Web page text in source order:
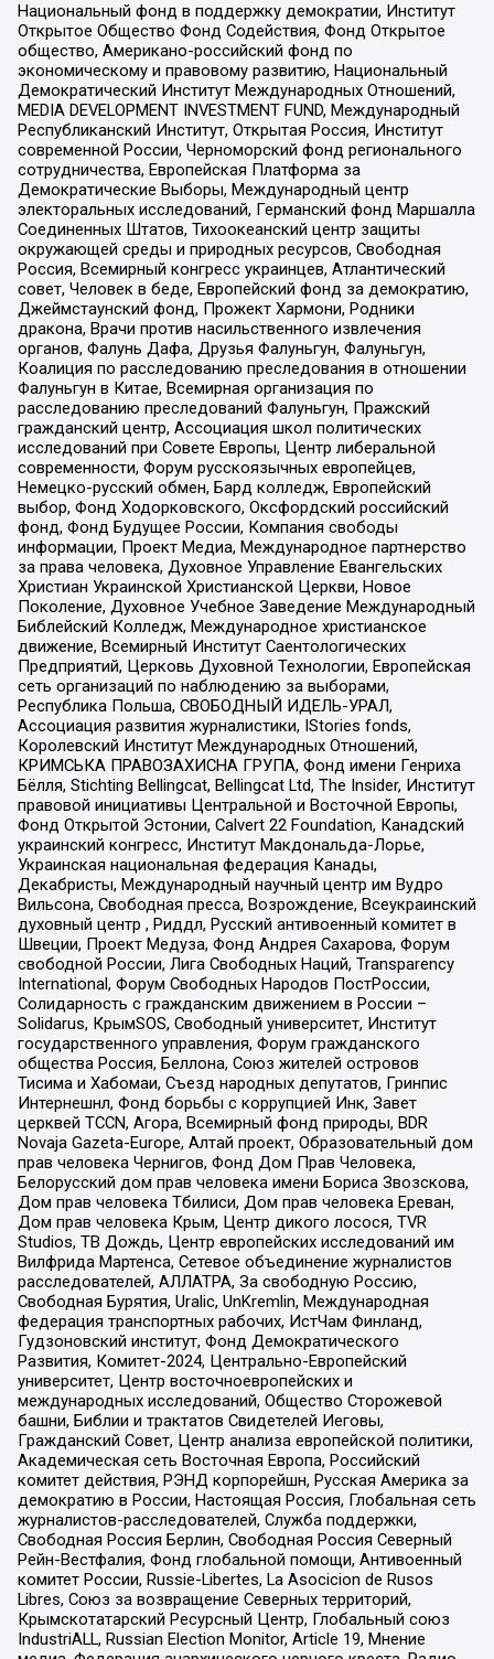
Национальный фонд в поддержку демократии, Институт
Открытое Общество Фонд Содействия, Фонд Открытое
общество, Американо-российский фонд по
экономическому и правовому развитию, Национальный
Демократический Институт Международных Отношений,
MEDIA DEVELOPMENT INVESTMENT FUND, Международный
Республиканский Институт, Открытая Россия, Институт
современной России, Черноморский фонд регионального
сотрудничества, Европейская Платформа за
Демократические Выборы, Международный центр
электоральных исследований, Германский фонд Маршалла
Соединенных Штатов, Тихоокеанский центр защиты
окружающей среды и природных ресурсов, Свободная
Россия, Всемирный конгресс украинцев, Атлантический
совет, Человек в беде, Европейский фонд за демократию,
Джеймстаунский фонд, Прожект Хармони, Родники
дракона, Врачи против насильственного извлечения
органов, Фалунь Дафа, Друзья Фалуньгун, Фалуньгун,
Коалиция по расследованию преследования в отношении
Фалуньгун в Китае, Всемирная организация по
расследованию преследований Фалуньгун, Пражский
гражданский центр, Ассоциация школ политических
исследований при Совете Европы, Центр либеральной
современности, Форум русскоязычных европейцев,
Немецко-русский обмен, Бард колледж, Европейский
выбор, Фонд Ходорковского, Оксфордский российский
фонд, Фонд Будущее России, Компания свободы
информации, Проект Медиа, Международное партнерство
за права человека, Духовное Управление Евангельских
Христиан Украинской Христианской Церкви, Новое
Поколение, Духовное Учебное Заведение Международный
Библейский Колледж, Международное христианское
движение, Всемирный Институт Саентологических
Предприятий, Церковь Духовной Технологии, Европейская
сеть организаций по наблюдению за выборами,
Республика Польша, СВОБОДНЫЙ ИДЕЛЬ-УРАЛ,
Ассоциация развития журналистики, IStories fonds,
Королевский Институт Международных Отношений,
КРИМСЬКА ПРАВОЗАХИСНА ГРУПА, Фонд имени Генриха
Бёлля, Stichting Bellingcat, Bellingcat Ltd, The Insider, Институт
правовой инициативы Центральной и Восточной Европы,
Фонд Открытой Эстонии, Calvert 22 Foundation, Канадский
украинский конгресс, Институт Макдональда-Лорье,
Украинская национальная федерация Канады,
Декабристы, Международный научный центр им Вудро
Вильсона, Свободная пресса, Возрождение, Всеукраинский
духовный центр , Риддл, Русский антивоенный комитет в
Швеции, Проект Медуза, Фонд Андрея Сахарова, Форум
свободной России, Лига Свободных Наций, Transparеncy
International, Форум Свободных Народов ПостРоссии,
Солидарность с гражданским движением в России –
Solidarus, КрымSOS, Свободный университет, Институт
государственного управления, Форум гражданского
общества Россия, Беллона, Союз жителей островов
Тисима и Хабомаи, Съезд народных депутатов, Гринпис
Интернешнл, Фонд борьбы с коррупцией Инк, Завет
церквей TCCN, Агора, Всемирный фонд природы, BDR
Novaja Gazeta-Europe, Алтай проект, Образовательный дом
прав человека Чернигов, Фонд Дом Прав Человека,
Белорусский дом прав человека имени Бориса Звозскова,
Дом прав человека Тбилиси, Дом прав человека Ереван,
Дом прав человека Крым, Центр дикого лосося, TVR
Studios, ТВ Дождь, Центр европейских исследований им
Вилфрида Мартенса, Сетевое объединение журналистов
расследователей, АЛЛАТРА, За свободную Россию,
Свободная Бурятия, Uralic, UnKremlin, Международная
федерация транспортных рабочих, ИстЧам Финланд,
Гудзоновский институт, Фонд Демократического
Развития, Комитет-2024, Центрально-Европейский
университет, Центр восточноевропейских и
международных исследований, Общество Сторожевой
башни, Библии и трактатов Свидетелей Иеговы,
Гражданский Совет, Центр анализа европейской политики,
Академическая сеть Восточная Европа, Российский
комитет действия, РЭНД корпорейшн, Русская Америка за
демократию в России, Настоящая Россия, Глобальная сеть
журналистов-расследователей, Служба поддержки,
Свободная Россия Берлин, Свободная Россия Северный
Рейн-Вестфалия, Фонд глобальной помощи, Антивоенный
комитет России, Russie-Libertes, La Asocicion de Rusos
Libres, Союз за возвращение Северных территорий,
Крымскотатарский Ресурсный Центр, Глобальный союз
IndustriALL, Russian Election Monitor, Article 19, Мнение